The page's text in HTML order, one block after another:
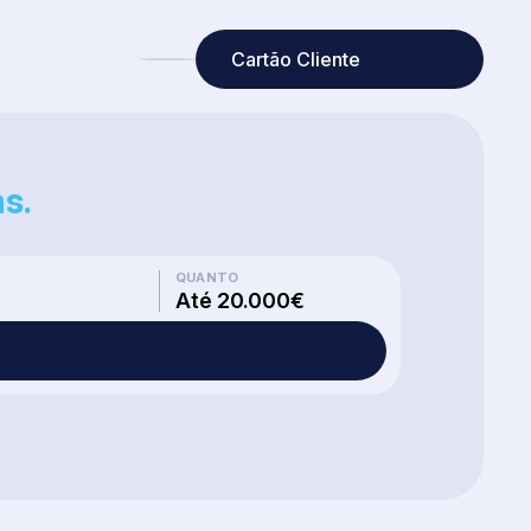
Cartão Cliente
QUANTO
Até 20.000€